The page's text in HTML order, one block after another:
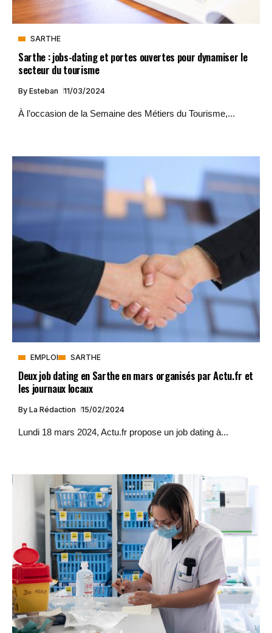
SARTHE
Sarthe : jobs-dating et portes ouvertes pour dynamiser le
secteur du tourisme
By Esteban 11/03/2024
À l’occasion de la Semaine des Métiers du Tourisme,...
EMPLOI SARTHE
Deux job dating en Sarthe en mars organisés par Actu.fr et
les journaux locaux
By La Rédaction 15/02/2024
Lundi 18 mars 2024, Actu.fr propose un job dating à...